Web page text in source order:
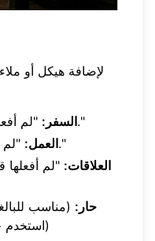
لإضافة هيكل أو
السفر:"لم أفعلها قط، تفويت رحلة طيران."
العمل:"لم أفعلها قط، نمت في اجتماع."
العلاقات: "لم
حار: (مناسب
(استخدم